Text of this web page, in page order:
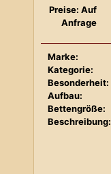
Preise: Auf
Anfrage
Marke:
Kategorie:
Besonderheit:
Aufbau:
Bettengröße:
Beschreibung: